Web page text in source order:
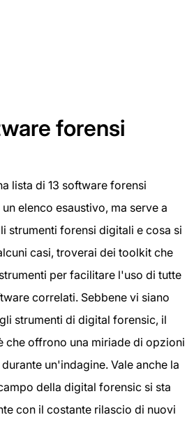
forensi
lista di 13 software forensi
elenco esaustivo, ma serve a
strumenti forensi digitali e cosa si
casi, troverai dei toolkit che
per facilitare l'uso di tutte
correlati. Sebbene vi siano
strumenti di digital forensic, il
che offrono una miriade di opzioni
un'indagine. Vale anche la
della digital forensic si sta
con il costante rilascio di nuovi